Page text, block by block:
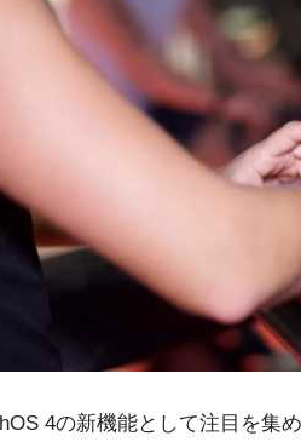
4の新機能として注目を集